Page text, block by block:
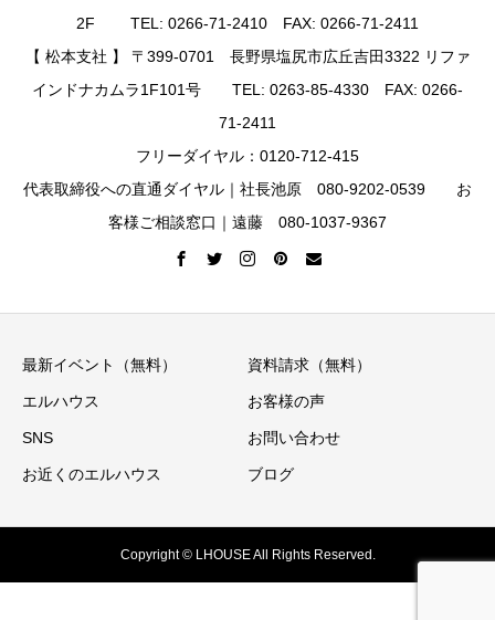
2F TEL: 0266-71-2410 FAX: 0266-71-2411
【 松本支社 】 〒399-0701 長野県塩尻市広丘吉田3322 リファ
インドナカムラ1F101号 TEL: 0263-85-4330 FAX: 0266-
71-2411
フリーダイヤル：0120-712-415
代表取締役への直通ダイヤル｜社長池原 080-9202-0539 お
客様ご相談窓口｜遠藤 080-1037-9367
最新イベント（無料） 資料請求（無料）
エルハウス お客様の声
SNS お問い合わせ
お近くのエルハウス ブログ
Copyright © LHOUSE All Rights Reserved.